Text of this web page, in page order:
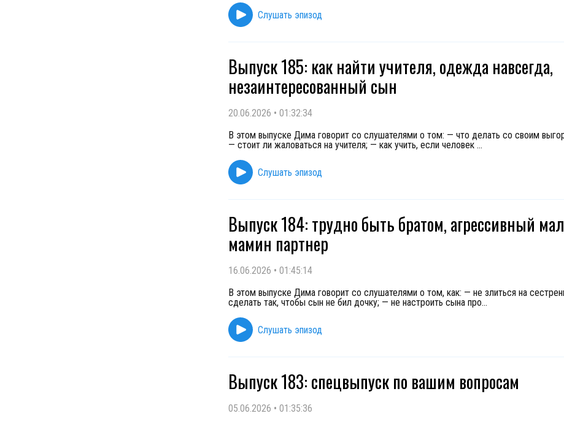
Слушать эпизод
Выпуск 185: как найти учителя, одежда навсегда,
незаинтересованный сын
20.06.2026 • 01:32:34
В этом выпуске Дима говорит со слушателями о том: — что делать со своим
— стоит ли жаловаться на учителя; — как учить, если человек ...
Слушать эпизод
Выпуск 184: трудно быть братом, агрессивный
мамин партнер
16.06.2026 • 01:45:14
В этом выпуске Дима говорит со слушателями о том, как: — не злиться на
сделать так, чтобы сын не бил дочку; — не настроить сына про...
Слушать эпизод
Выпуск 183: спецвыпуск по вашим вопросам
05.06.2026 • 01:35:36